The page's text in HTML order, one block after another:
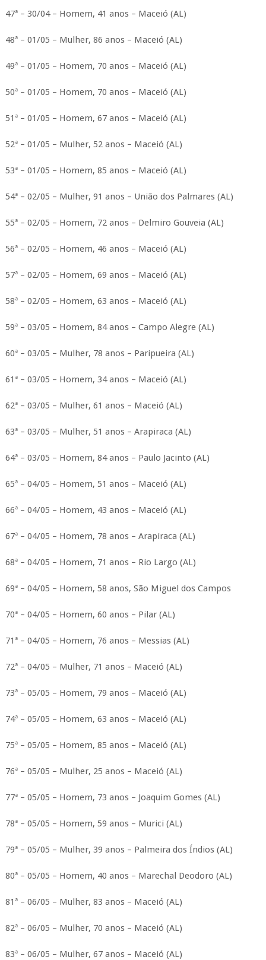
47ª – 30/04 – Homem, 41 anos – Maceió (AL)
48ª – 01/05 – Mulher, 86 anos – Maceió (AL)
49ª – 01/05 – Homem, 70 anos – Maceió (AL)
50ª – 01/05 – Homem, 70 anos – Maceió (AL)
51ª – 01/05 – Homem, 67 anos – Maceió (AL)
52ª – 01/05 – Mulher, 52 anos – Maceió (AL)
53ª – 01/05 – Homem, 85 anos – Maceió (AL)
54ª – 02/05 – Mulher, 91 anos – União dos Palmares (AL)
55ª – 02/05 – Homem, 72 anos – Delmiro Gouveia (AL)
56ª – 02/05 – Homem, 46 anos – Maceió (AL)
57ª – 02/05 – Homem, 69 anos – Maceió (AL)
58ª – 02/05 – Homem, 63 anos – Maceió (AL)
59ª – 03/05 – Homem, 84 anos – Campo Alegre (AL)
60ª – 03/05 – Mulher, 78 anos – Paripueira (AL)
61ª – 03/05 – Homem, 34 anos – Maceió (AL)
62ª – 03/05 – Mulher, 61 anos – Maceió (AL)
63ª – 03/05 – Mulher, 51 anos – Arapiraca (AL)
64ª – 03/05 – Homem, 84 anos – Paulo Jacinto (AL)
65ª – 04/05 – Homem, 51 anos – Maceió (AL)
66ª – 04/05 – Homem, 43 anos – Maceió (AL)
67ª – 04/05 – Homem, 78 anos – Arapiraca (AL)
68ª – 04/05 – Homem, 71 anos – Rio Largo (AL)
69ª – 04/05 – Homem, 58 anos, São Miguel dos Campos
70ª – 04/05 – Homem, 60 anos – Pilar (AL)
71ª – 04/05 – Homem, 76 anos – Messias (AL)
72ª – 04/05 – Mulher, 71 anos – Maceió (AL)
73ª – 05/05 – Homem, 79 anos – Maceió (AL)
74ª – 05/05 – Homem, 63 anos – Maceió (AL)
75ª – 05/05 – Homem, 85 anos – Maceió (AL)
76ª – 05/05 – Mulher, 25 anos – Maceió (AL)
77ª – 05/05 – Homem, 73 anos – Joaquim Gomes (AL)
78ª – 05/05 – Homem, 59 anos – Murici (AL)
79ª – 05/05 – Mulher, 39 anos – Palmeira dos Índios (AL)
80ª – 05/05 – Homem, 40 anos – Marechal Deodoro (AL)
81ª – 06/05 – Mulher, 83 anos – Maceió (AL)
82ª – 06/05 – Mulher, 70 anos – Maceió (AL)
83ª – 06/05 – Mulher, 67 anos – Maceió (AL)